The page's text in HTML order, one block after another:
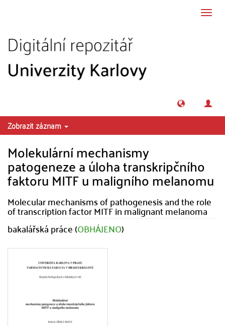
Zobrazit záznam
Molekulární mechanismy
patogeneze a úloha transkripčního
faktoru MITF u maligního melanomu
Molecular mechanisms of pathogenesis and the role
of transcription factor MITF in malignant melanoma
bakalářská práce (OBHÁJENO)